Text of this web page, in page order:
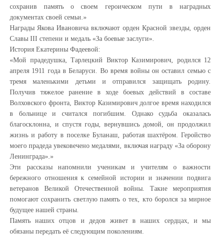
сохранив память о своем героическом пути в наградных
документах своей семьи.»
Награды Якова Ивановича включают орден Красной звезды, орден
Славы III степени и медаль «За боевые заслуги».
История Екатерины Фадеевой:
«Мой прадедушка, Тарлецкий Виктор Казимирович, родился 12
апреля 1911 года в Беларуси. Во время войны он оставил семью с
тремя маленькими детьми и отправился защищать родину.
Получив тяжелое ранение в ходе боевых действий в составе
Волховского фронта, Виктор Казимирович долгое время находился
в больнице и считался погибшим. Однако судьба оказалась
благосклонна, и спустя годы, вернувшись домой, он продолжил
жизнь и работу в поселке Буланаш, работая шахтёром. Геройство
моего прадеда увековечено медалями, включая награду «За оборону
Ленинграда».»
Эти рассказы напомнили ученикам и учителям о важности
бережного отношения к семейной истории и значении подвига
ветеранов Великой Отечественной войны. Такие мероприятия
помогают сохранить светлую память о тех, кто боролся за мирное
будущее нашей страны.
Память наших отцов и дедов живет в наших сердцах, и мы
обязаны передать её следующим поколениям.